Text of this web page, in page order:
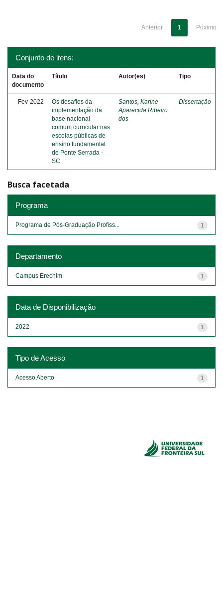
Anterior 1 Póximo
Conjunto de itens:
Data do
documento
Título Autor(es) Tipo
Fev-2022
Os desafios da
implementação da
base nacional
comum curricular nas
escolas públicas de
ensino fundamental
de Ponte Serrada -
SC
Santos, Karine
Aparecida Ribeiro
dos
Dissertação
Busca facetada
Programa
1
Programa de Pós-Graduação Profiss...
Departamento
1
Campus Erechim
Data de Disponibilização
1
2022
Tipo de Acesso
1
Acesso Aberto